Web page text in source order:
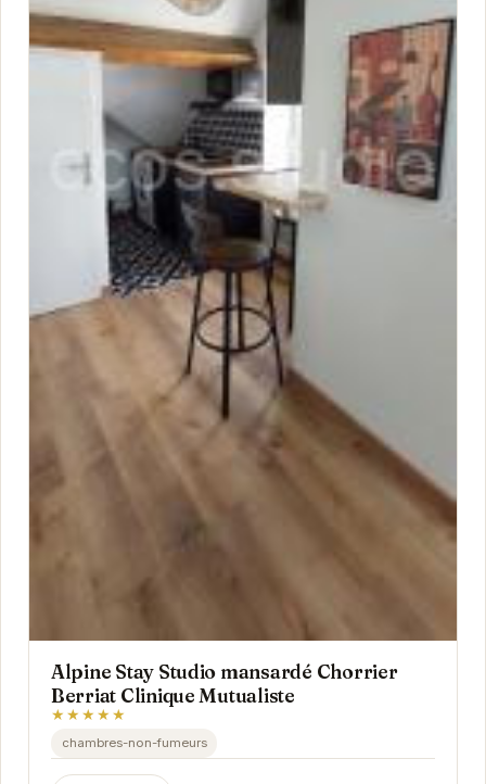
Alpine Stay Studio mansardé Chorrier
Berriat Clinique Mutualiste
★★★★★
chambres-non-fumeurs